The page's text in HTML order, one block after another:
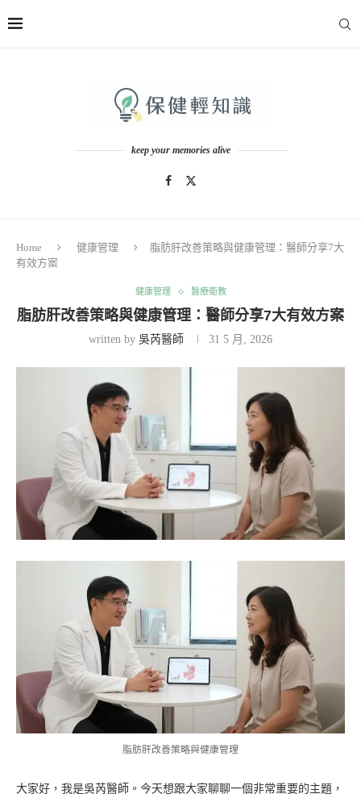
keep your memories alive
Home 健康管理
脂肪肝改善策略與健康管理：醫師分享7大
有效方案
健康管理 醫療衛教
脂肪肝改善策略與健康管理：醫師分享7大有效方案
written by 吳芮醫師 31 5 月, 2026
脂肪肝改善策略與健康管理
大家好，我是吳芮醫師。今天想跟大家聊聊一個非常重要的主題，